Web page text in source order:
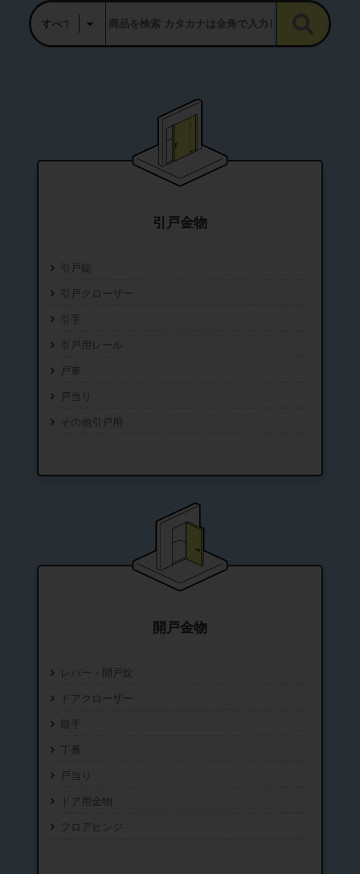
引戸金物
引戸錠
引戸クローザー
引手
引戸用レール
戸車
戸当り
その他引戸用
開戸金物
レバー・開戸錠
ドアクローザー
取手
丁番
戸当り
ドア用金物
フロアヒンジ